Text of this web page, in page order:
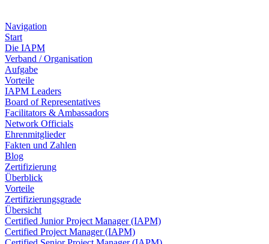
Navigation
Start
Die IAPM
Verband / Organisation
Aufgabe
Vorteile
IAPM Leaders
Board of Representatives
Facilitators & Ambassadors
Network Officials
Ehrenmitglieder
Fakten und Zahlen
Blog
Zertifizierung
Überblick
Vorteile
Zertifizierungsgrade
Übersicht
Certified Junior Project Manager (IAPM)
Certified Project Manager (IAPM)